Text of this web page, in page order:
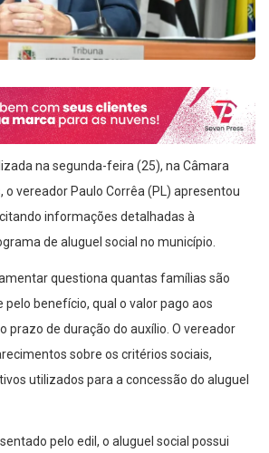
na segunda-feira (25), na Câmara
o vereador Paulo Corrêa (PL) apresentou
informações detalhadas à
de aluguel social no município.
questiona quantas famílias são
benefício, qual o valor pago aos
prazo de duração do auxílio. O vereador
sobre os critérios sociais,
utilizados para a concessão do aluguel
pelo edil, o aluguel social possui